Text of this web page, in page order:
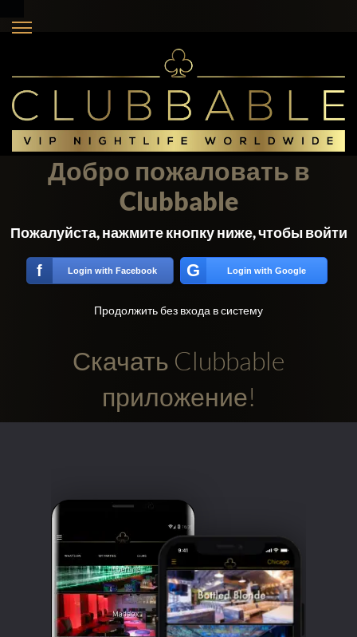
аккаунты
соцсетях:
Добро пожаловать в
Clubbable
Пожалуйста, нажмите кнопку ниже, чтобы войти
f Login with Facebook G Login with Google
Продолжить без входа в систему
Скачать Clubbable
приложение!